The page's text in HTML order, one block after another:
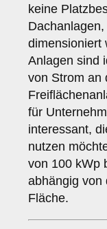
keine
dimensioniert
Anlagen sind
von Strom an
für
interessant,
nutzen
von 100 kWp
abhängig von
Fläche.